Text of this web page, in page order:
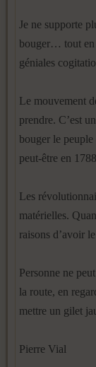
Je ne supporte
bouger… tout en
géniales
Le mouvement
prendre. C’est
bouger le
peut-être en
Les
matérielles.
raisons d’avoir
Personne ne
la route, en
mettre un gilet
Pierre Vial